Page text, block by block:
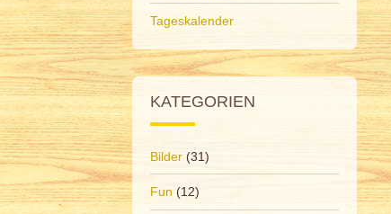
Tageskalender
KATEGORIEN
Bilder (31)
Fun (12)